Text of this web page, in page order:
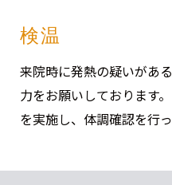
検温
来院時に発熱の疑いがあ
力をお願いしております
を実施し、体調確認を行っ